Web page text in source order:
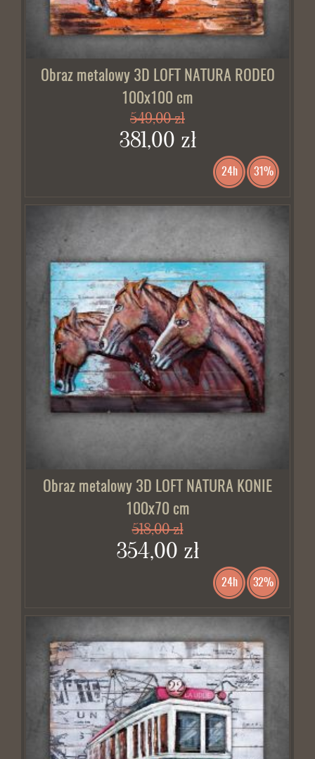
Obraz metalowy 3D LOFT NATURA RODEO
100x100 cm
549,00 zł
381,00 zł
24h 31%
Obraz metalowy 3D LOFT NATURA KONIE
100x70 cm
518,00 zł
354,00 zł
24h 32%